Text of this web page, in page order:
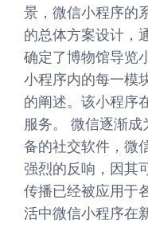
景，微信小程序的
的总体方案设计，
确定了博物馆导览
小程序内的每一模
的阐述。该小程序
服务。 微信逐渐
备的社交软件，微
强烈的反响，因其
传播已经被应用于
活中微信小程序在